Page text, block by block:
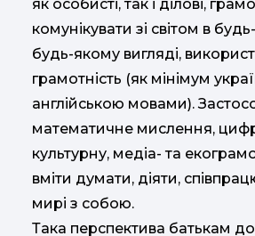
як особисті, так і ділові,
комунікувати зі світом в
будь-якому вигляді,
грамотність (як мінімум
англійською мовами).
математичне мислення,
культурну, медіа- та
вміти думати, діяти,
мирі з собою.
Така перспектива батькам